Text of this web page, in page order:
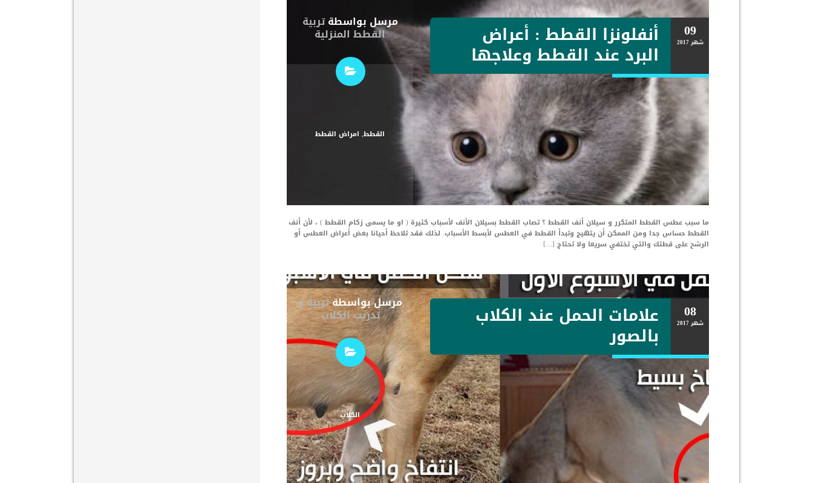
09
شهر2017 أنفلونزا القطط : أعراض
البرد عند القطط وعلاجها
مرسل بواسطةتربية
القطط المنزلية
القطط, امراض القطط
ما سبب عطس القطط المتكرر و سيلان أنف القطط ؟ تصاب القطط بسيلان الأنف لأسباب كثيرة ( او ما يسمى زكام القطط ) ، لأن أنف
القطط حساس جدا ومن الممكن أن يتهيج وتبدأ القطط في العطس لأبسط الأسباب. لذلك فقد تلاحظ أحيانا بعض أعراض العطس أو
الرشح على قطتك والتي تختفي سريعا ولا تحتاج […]
08
شهر2017 علامات الحمل عند الكلاب
بالصور
مرسل بواسطةتربية و
تدريب الكلاب
الكلاب